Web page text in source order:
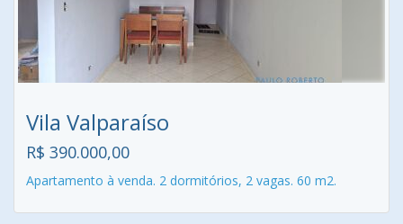
Vila Valparaíso
R$ 390.000,00
Apartamento à venda. 2 dormitórios, 2 vagas. 60 m2.